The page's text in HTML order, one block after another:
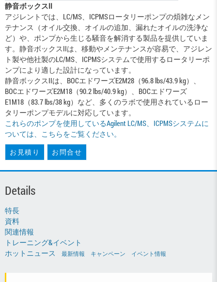
静音ボックスII
アジレントでは、LC/MS、ICPMSロータリーポンプの煩雑なメン
テナンス（オイル交換、オイルの追加、漏れたオイルの洗浄な
ど）や、ポンプから生じる騒音を解消する製品を提供していま
す。静音ボックスIIは、移動やメンテナンスが容易で、アジレン
ト製や他社製のLC/MS、ICPMSシステムで使用するロータリーポ
ンプにより適した設計になっています。
静音ボックスIIは、BOCエドワーズE2M28（96.8 lbs/43.9 kg）、
BOCエドワーズE2M18（90.2 lbs/40.9 kg）、BOCエドワーズ
E1M18（83.7 lbs/38 kg）など、多くのラボで使用されているロー
タリーポンプモデルに対応しています。
これらのポンプを使用しているAgilent LC/MS、ICPMSシステムに
ついては、こちらをご覧ください。
お見積り お問合せ
Details
特長
資料
関連情報
トレーニング&イベント
ホットニュース
最新情報 キャンペーン イベント情報